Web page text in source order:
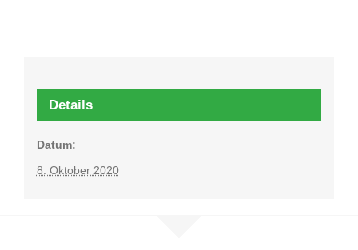
Details
Datum:
8. Oktober 2020